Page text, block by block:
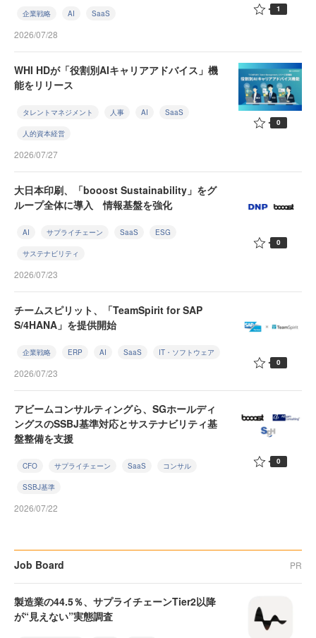
企業戦略 AI SaaS
2026/07/28
1
WHI HDが「役割別AIキャリアアドバイス」機
能をリリース
タレントマネジメント 人事 AI SaaS
人的資本経営
2026/07/27
0
大日本印刷、「booost Sustainability」をグ
ループ全体に導入 情報基盤を強化
AI サプライチェーン SaaS ESG
サステナビリティ
2026/07/23
0
チームスピリット、「TeamSpirit for SAP
S/4HANA」を提供開始
企業戦略 ERP AI SaaS IT・ソフトウェア
2026/07/23
0
アビームコンサルティングら、SGホールディ
ングスのSSBJ基準対応とサステナビリティ基
盤整備を支援
CFO サプライチェーン SaaS コンサル
SSBJ基準
2026/07/22
0
Job Board PR
製造業の44.5％、サプライチェーンTier2以降
が“見えない”実態調査